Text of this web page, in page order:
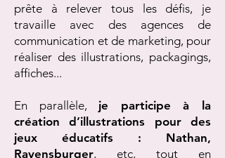
prête à relever tous les défis, je
travaille avec des agences de
communication et de marketing, pour
réaliser des illustrations, packagings,
affiches...
En parallèle, je participe à la
création d’illustrations pour des
jeux éducatifs : Nathan,
Ravensburger, etc, tout en